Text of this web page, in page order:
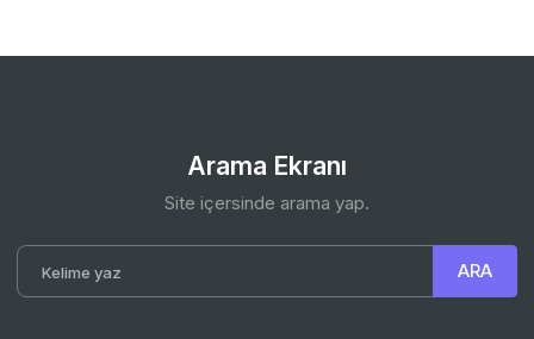
Arama Ekranı
Site içersinde arama yap.